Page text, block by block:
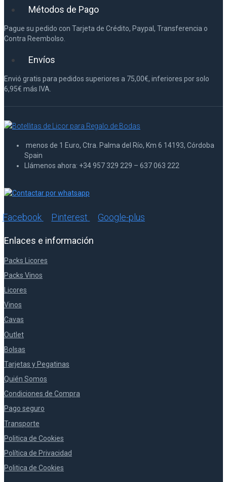
Métodos de Pago
Pague su pedido con Tarjeta de Crédito, Paypal, Transferencia o
Contra Reembolso.
Envíos
Envió gratis para pedidos superiores a 75,00€, inferiores por solo
6,95€ más IVA.
menos de 1 Euro, Ctra. Palma del Río, Km 6 14193, Córdoba
Spain
Llámenos ahora: +34 957 329 229 – 637 063 222
Facebook Pinterest Google-plus
Enlaces e información
Packs Licores
Packs Vinos
Licores
Vinos
Cavas
Outlet
Bolsas
Tarjetas y Pegatinas
Quién Somos
Condiciones de Compra
Pago seguro
Transporte
Politica de Cookies
Política de Privacidad
Politica de Cookies